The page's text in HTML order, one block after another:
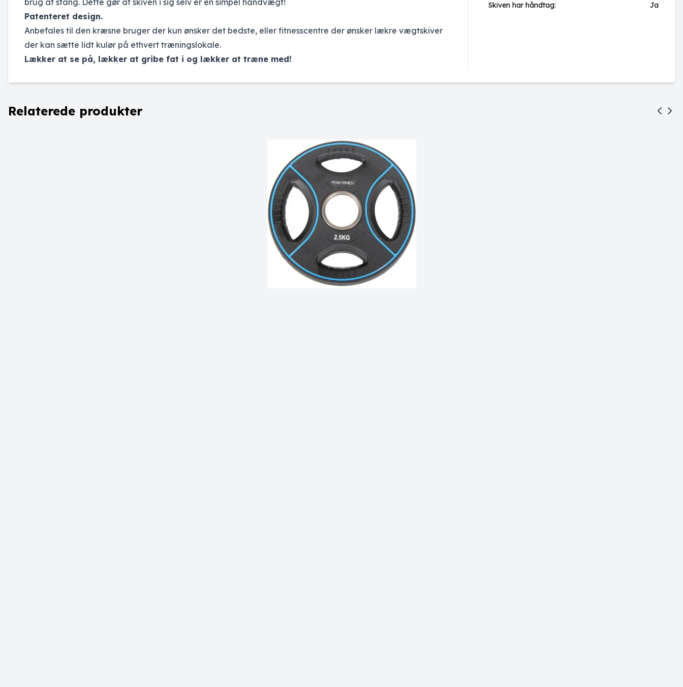
Patenteret design.
Anbefales til den kræsne bruger der kun ønsker det bedste, eller fitnesscentre der ønsker lækre vægtskiver
der kan sætte lidt kulør på ethvert træningslokale.
Lækker at se på, lækker at gribe fat i og lækker at træne med!
Skiven har håndtag: Ja
Relaterede produkter